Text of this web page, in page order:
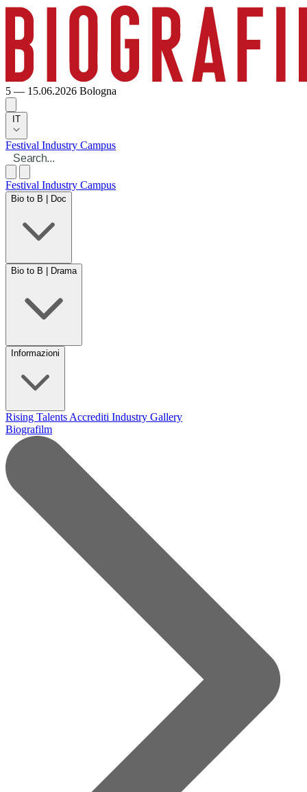
5 — 15.06.2026 Bologna
IT
Festival Industry Campus
Festival Industry Campus
Bio to B | Doc
Bio to B | Drama
Informazioni
Rising Talents Accrediti Industry Gallery
Biografilm